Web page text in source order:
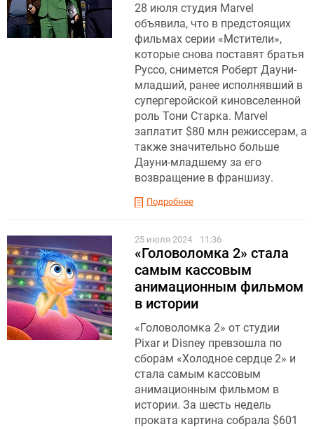
28 июля студия Marvel
объявила, что в предстоящих
фильмах серии «Мстители»,
которые снова поставят братья
Руссо, снимется Роберт Дауни-
младший, ранее исполнявший в
супергеройской киновселенной
роль Тони Старка. Marvel
заплатит $80 млн режиссерам, а
также значительно больше
Дауни-младшему за его
возвращение в франшизу.
Подробнее
25 июля 2024 11:36
«Головоломка 2» стала
самым кассовым
анимационным фильмом
в истории
«Головоломка 2» от студии
Pixar и Disney превзошла по
сборам «Холодное сердце 2» и
стала самым кассовым
анимационным фильмом в
истории. За шесть недель
проката картина собрала $601